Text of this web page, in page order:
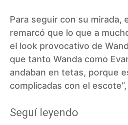
Para seguir con su mirada,
remarcó que lo que a
el look provocativo de
que tanto Wanda como
andaban en tetas, porque
complicadas con el
Seguí leyendo